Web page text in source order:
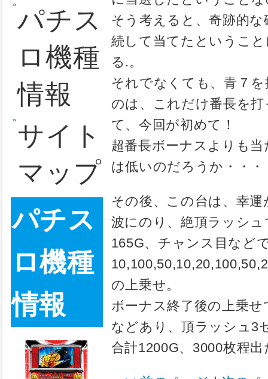
番長２
のぼや
き
モンキ
ーター
ンのぼ
やき
220G付近
～対決で勝
ボーナスを
ンダで、何
1G目はリ
る。
さらに驚
は、ベルの
そして、
が揃った。
赤7ボーナ
選する確